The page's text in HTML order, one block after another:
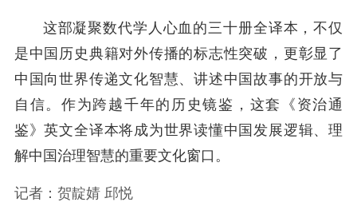
这部凝聚数代学人心血的三十册全译本，不仅
是中国历史典籍对外传播的标志性突破，更彰显了
中国向世界传递文化智慧、讲述中国故事的开放与
自信。作为跨越千年的历史镜鉴，这套《资治通
鉴》英文全译本将成为世界读懂中国发展逻辑、理
解中国治理智慧的重要文化窗口。
记者：贺靛婧 邱悦